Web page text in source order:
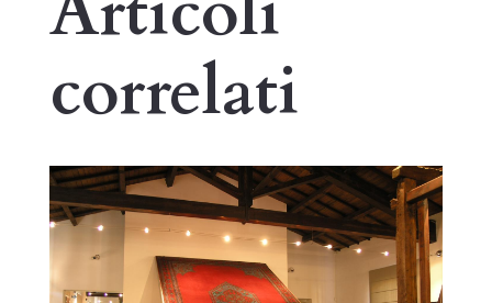
correlati